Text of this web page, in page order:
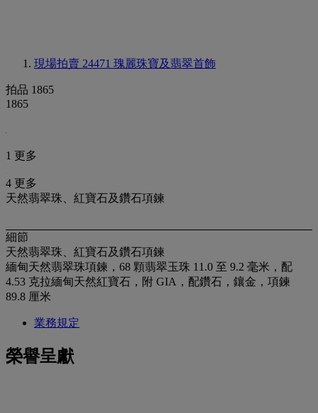
現場拍賣 24471 瑰麗珠寶及翡翠首飾
拍品 1865
1865
1 更多
4 更多
天然翡翠珠、紅寶石及鑽石項鍊
細節
天然翡翠珠、紅寶石及鑽石項鍊
緬甸天然翡翠珠項鍊，68 顆翡翠玉珠 11.0 至 9.2 毫米，配
4.53 克拉緬甸天然紅寶石，附 GIA，配鑽石，鑲金，項鍊
89.8 厘米
業務規定
榮譽呈獻